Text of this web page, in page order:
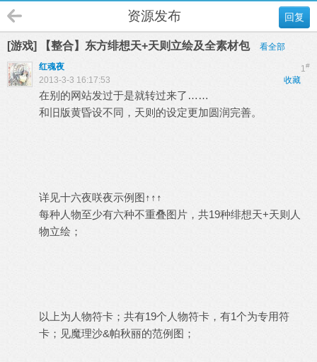
回复
资源发布
[游戏] 【整合】东方绯想天+天则立绘及全素材包 看全部
1#
红魂夜
收藏
2013-3-3 16:17:53
在别的网站发过于是就转过来了……
和旧版黄昏设不同，天则的设定更加圆润完善。
详见十六夜咲夜示例图↑↑↑
每种人物至少有六种不重叠图片，共19种绯想天+天则人
物立绘；
以上为人物符卡；共有19个人物符卡，有1个为专用符
卡；见魔理沙&帕秋丽的范例图；